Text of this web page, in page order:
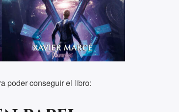
poder conseguir el libro: